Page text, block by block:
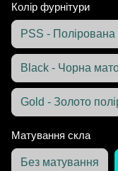
Колір фурнітури
PSS - Полірована
Black - Чорна
Gold - Золото
Матування скла
Без матування